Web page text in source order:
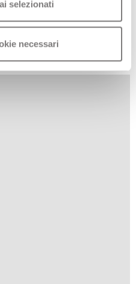
selezionati
necessari
con corriere espresso
alcun intermediario.